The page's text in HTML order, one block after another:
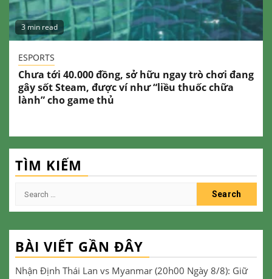
3 min read
ESPORTS
Chưa tới 40.000 đồng, sở hữu ngay trò chơi đang
gây sốt Steam, được ví như “liều thuốc chữa
lành” cho game thủ
TÌM KIẾM
Search
BÀI VIẾT GẦN ĐÂY
Nhận Định Thái Lan vs Myanmar (20h00 Ngày 8/8): Giữ